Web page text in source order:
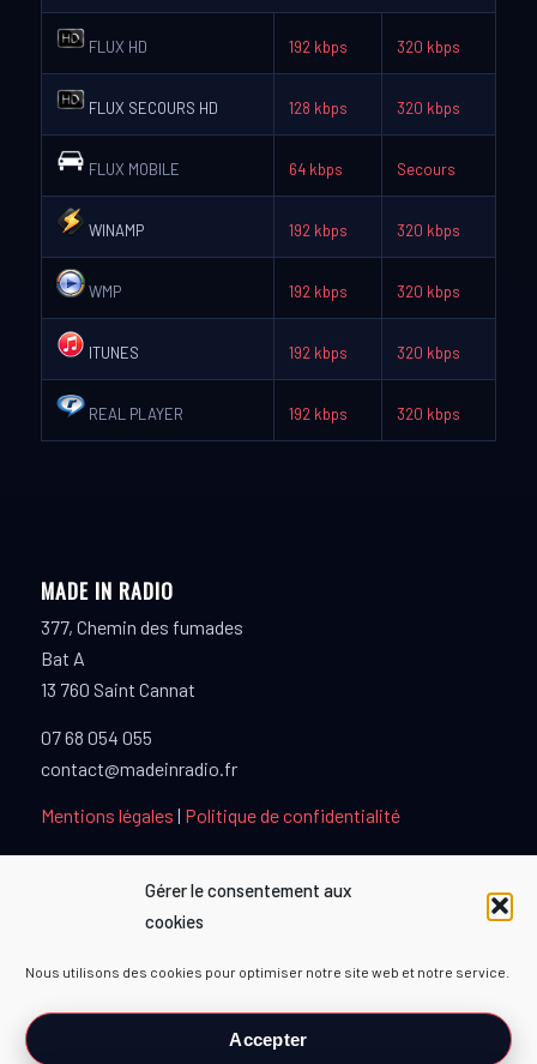
Gérer le consentement aux
cookies
Nous utilisons des cookies pour optimiser notre site web et notre service.
Accepter
FLUX HD 192 kbps 320 kbps
FLUX SECOURS HD 128 kbps 320 kbps
FLUX MOBILE 64 kbps Secours
WINAMP 192 kbps 320 kbps
WMP 192 kbps 320 kbps
ITUNES 192 kbps 320 kbps
REAL PLAYER 192 kbps 320 kbps
MADE IN RADIO
377, Chemin des fumades
Bat A
13 760 Saint Cannat
07 68 054 055
contact@madeinradio.fr
Mentions légales | Politique de confidentialité
PARTENAIRES
TOPMUSIQUE80